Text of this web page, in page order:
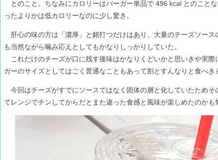
とのこと。ちなみにカロリーはバーガー単品で 496 kcal とのこと
ったよりかは低カロリーなのに少し驚き。
肝心の味の方は「濃厚」と銘打つだけはあり、大量のチーズソー
も当然ながら噛み応えとしてもかなりしっかりしていた。
これだけのチーズが口に残す後味はかなりくどいかと思いきや実
ガーのサイズとしてはごく普通なこともあって割とすんなりと食べき
今回はチーズがすでにソースではなく固体の層と化していたため
てレンジでチンしてからだとまた違った食感と風味が楽しめたのかも